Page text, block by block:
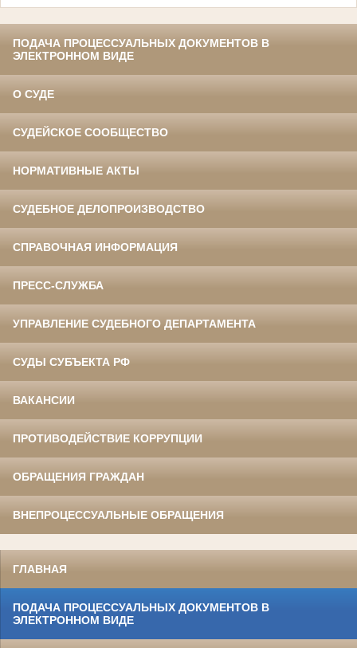
ПОДАЧА ПРОЦЕССУАЛЬНЫХ ДОКУМЕНТОВ В
ЭЛЕКТРОННОМ ВИДЕ
О СУДЕ
СУДЕЙСКОЕ СООБЩЕСТВО
НОРМАТИВНЫЕ АКТЫ
СУДЕБНОЕ ДЕЛОПРОИЗВОДСТВО
СПРАВОЧНАЯ ИНФОРМАЦИЯ
ПРЕСС-СЛУЖБА
УПРАВЛЕНИЕ СУДЕБНОГО ДЕПАРТАМЕНТА
СУДЫ СУБЪЕКТА РФ
ВАКАНСИИ
ПРОТИВОДЕЙСТВИЕ КОРРУПЦИИ
ОБРАЩЕНИЯ ГРАЖДАН
ВНЕПРОЦЕССУАЛЬНЫЕ ОБРАЩЕНИЯ
ГЛАВНАЯ
ПОДАЧА ПРОЦЕССУАЛЬНЫХ ДОКУМЕНТОВ В
ЭЛЕКТРОННОМ ВИДЕ